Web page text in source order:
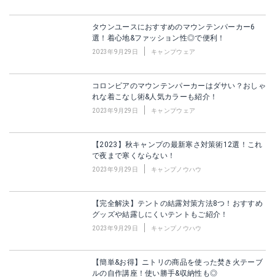
タウンユースにおすすめのマウンテンパーカー6
選！着心地&ファッション性◎で便利！
2023年9月29日 キャンプウェア
コロンビアのマウンテンパーカーはダサい？おしゃ
れな着こなし術&人気カラーも紹介！
2023年9月29日 キャンプウェア
【2023】秋キャンプの最新寒さ対策術12選！これ
で夜まで寒くならない！
2023年9月29日 キャンプノウハウ
【完全解決】テントの結露対策方法8つ！おすすめ
グッズや結露しにくいテントもご紹介！
2023年9月29日 キャンプノウハウ
【簡単&お得】ニトリの商品を使った焚き火テーブ
ルの自作講座！使い勝手&収納性も◎